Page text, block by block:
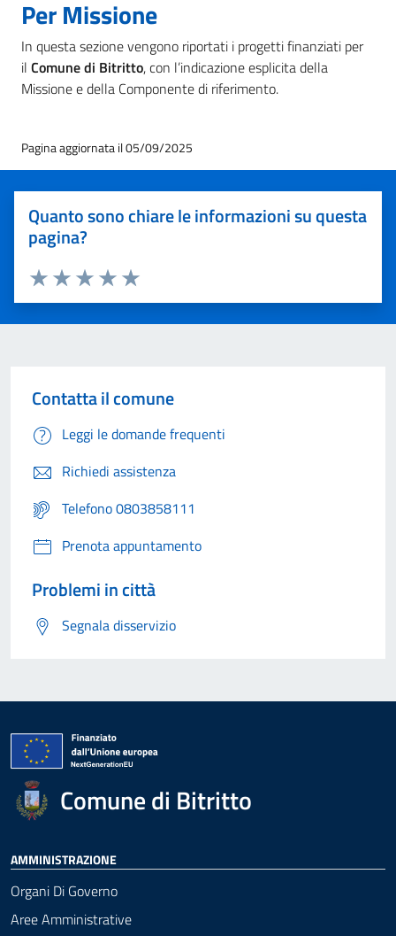
Per Missione
In questa sezione vengono riportati i progetti finanziati per
il Comune di Bitritto, con l’indicazione esplicita della
Missione e della Componente di riferimento.
Pagina aggiornata il 05/09/2025
Quanto sono chiare le informazioni su questa
pagina?
Valuta 5 stelle su 5
Valuta 4 stelle su 5
Valuta 3 stelle su 5
Valuta 2 stelle su 5
Valuta 1 stelle su 5
Contatta il comune
Leggi le domande frequenti
Richiedi assistenza
Telefono 0803858111
Prenota appuntamento
Problemi in città
Segnala disservizio
Comune di Bitritto
AMMINISTRAZIONE
Organi Di Governo
Aree Amministrative